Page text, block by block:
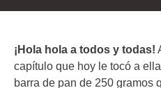
¡Hola hola a todos y todas!
capítulo que hoy le tocó a
barra de pan de 250 gramos